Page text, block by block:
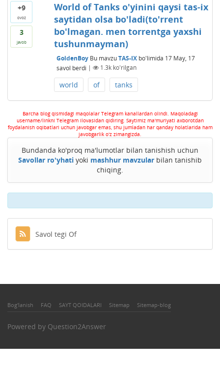
+9
ovoz
3
javob
World of Tanks o'yinini qaysi tas-ix
saytidan olsa bo'ladi(to'rrent
bo'lmagan. men torrentga yaxshi
tushunmayman)
GoldenBoy Bu mavzuTAS-IXbo'limida 17 May, 17
savol berdi | 1.3kko'rilgan
world of tanks
Barcha blog qismidagi maqolalar Telegram kanallardan olindi. Maqoladagi
username/linkni Telegram ilovasidan qidiring. Saytimiz ma'muriyati axborotdan
foydalanish oqibatlari uchun javobgar emas, shu jumladan har qanday holatlarida ham
javobgarlik o'z zimangizda.
Bundanda ko'proq ma'lumotlar bilan tanishish uchun
Savollar ro'yhati yoki mashhur mavzular bilan tanishib
chiqing.
Savol tegi Of
Bog'lanish FAQ SAYT QOIDALARI Sitemap Sitemap-blog
Powered by Question2Answer